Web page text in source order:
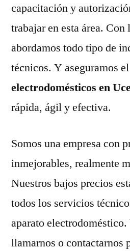
capacitación y
trabajar en esta área. Con
abordamos todo tipo de
técnicos. Y aseguramos el
electrodomésticos en
rápida, ágil y efectiva.
Somos una empresa con
inmejorables, realmente
Nuestros bajos precios
todos los servicios
aparato electrodoméstico.
llamarnos o contactarnos